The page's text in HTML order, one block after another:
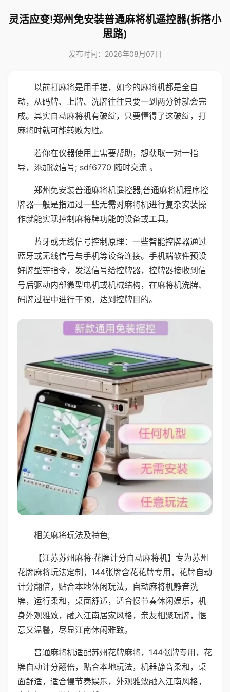
灵活应变!郑州免安装普通麻将机遥控器(拆搭小
思路)
发布时间：2026年08月07日
以前打麻将是用手搓，如今的麻将机都是全自
动，从码牌、上牌、洗牌往往只要一到两分钟就会完
成。其实自动麻将机有破绽，只要懂得了这破绽，打
麻将时就可能转败为胜。
若你在仪器使用上需要帮助，想获取一对一指
导，添加微信号; sdf6770 随时交流 。
郑州免安装普通麻将机遥控器;普通麻将机程序控
牌器一般是指通过一些无需对麻将机进行复杂安装操
作就能实现控制麻将牌功能的设备或工具。
蓝牙或无线信号控制原理：一些智能控牌器通过
蓝牙或无线信号与手机等设备连接。手机端软件预设
好牌型等指令，发送信号给控牌器，控牌器接收到信
号后驱动内部微型电机或机械结构，在麻将机洗牌、
码牌过程中进行干预，达到控牌目的。
相关麻将玩法及特色;
【江苏苏州麻将·花牌计分自动麻将机】专为苏州
花牌麻将玩法定制，144张牌含花花牌专用，花牌自动
计分翻倍，贴合本地休闲玩法，自动麻将机静音洗
牌，运行柔和，桌面舒适，适合慢节奏休闲娱乐，机
身外观雅致，融入江南居家风格，亲友相聚玩牌，惬
意又温馨，尽显江南休闲雅致。
普通麻将机适配苏州花牌麻将，144张牌专用，花
牌自动计分翻倍，贴合本地玩法，机器静音柔和，桌
面舒适，适合慢节奏娱乐，外观雅致融入江南风格，